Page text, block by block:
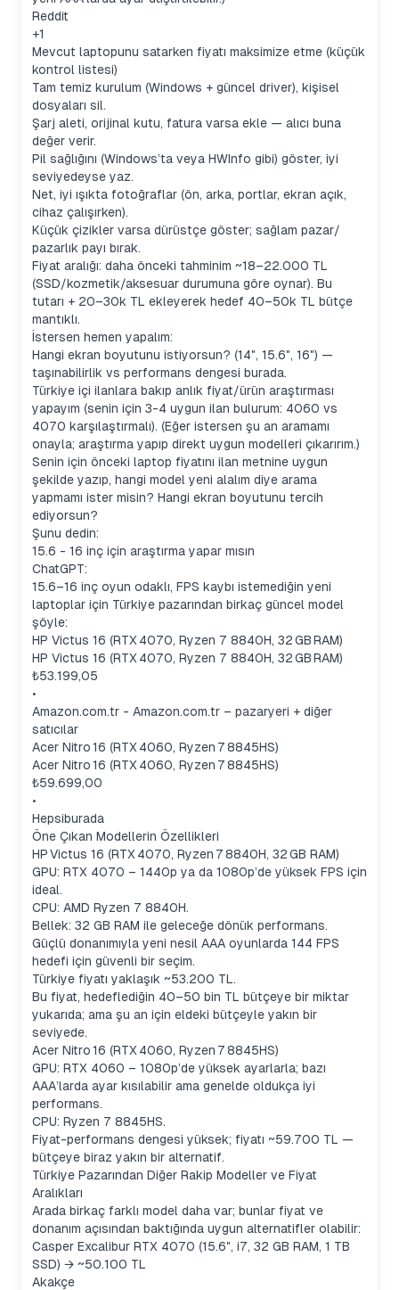
Reddit
+1
Mevcut laptopunu satarken fiyatı maksimize etme (küçük
kontrol listesi)
Tam temiz kurulum (Windows + güncel driver), kişisel
dosyaları sil.
Şarj aleti, orijinal kutu, fatura varsa ekle — alıcı buna
değer verir.
Pil sağlığını (Windows’ta veya HWInfo gibi) göster, iyi
seviyedeyse yaz.
Net, iyi ışıkta fotoğraflar (ön, arka, portlar, ekran açık,
cihaz çalışırken).
Küçük çizikler varsa dürüstçe göster; sağlam pazar/
pazarlık payı bırak.
Fiyat aralığı: daha önceki tahminim ~18–22.000 TL
(SSD/kozmetik/aksesuar durumuna göre oynar). Bu
tutarı + 20–30k TL ekleyerek hedef 40–50k TL bütçe
mantıklı.
İstersen hemen yapalım:
Hangi ekran boyutunu istiyorsun? (14", 15.6", 16") —
taşınabilirlik vs performans dengesi burada.
Türkiye içi ilanlara bakıp anlık fiyat/ürün araştırması
yapayım (senin için 3-4 uygun ilan bulurum: 4060 vs
4070 karşılaştırmalı). (Eğer istersen şu an aramamı
onayla; araştırma yapıp direkt uygun modelleri çıkarırım.)
Senin için önceki laptop fiyatını ilan metnine uygun
şekilde yazıp, hangi model yeni alalım diye arama
yapmamı ister misin? Hangi ekran boyutunu tercih
ediyorsun?
Şunu dedin:
15.6 - 16 inç için araştırma yapar mısın
ChatGPT:
15.6–16 inç oyun odaklı, FPS kaybı istemediğin yeni
laptoplar için Türkiye pazarından birkaç güncel model
şöyle:
HP Victus 16 (RTX 4070, Ryzen 7 8840H, 32 GB RAM)
HP Victus 16 (RTX 4070, Ryzen 7 8840H, 32 GB RAM)
₺53.199,05
•
Amazon.com.tr - Amazon.com.tr – pazaryeri + diğer
satıcılar
Acer Nitro 16 (RTX 4060, Ryzen 7 8845HS)
Acer Nitro 16 (RTX 4060, Ryzen 7 8845HS)
₺59.699,00
•
Hepsiburada
Öne Çıkan Modellerin Özellikleri
HP Victus 16 (RTX 4070, Ryzen 7 8840H, 32 GB RAM)
GPU: RTX 4070 – 1440p ya da 1080p’de yüksek FPS için
ideal.
CPU: AMD Ryzen 7 8840H.
Bellek: 32 GB RAM ile geleceğe dönük performans.
Güçlü donanımıyla yeni nesil AAA oyunlarda 144 FPS
hedefi için güvenli bir seçim.
Türkiye fiyatı yaklaşık ~53.200 TL.
Bu fiyat, hedeflediğin 40–50 bin TL bütçeye bir miktar
yukarıda; ama şu an için eldeki bütçeyle yakın bir
seviyede.
Acer Nitro 16 (RTX 4060, Ryzen 7 8845HS)
GPU: RTX 4060 – 1080p’de yüksek ayarlarla; bazı
AAA’larda ayar kısılabilir ama genelde oldukça iyi
performans.
CPU: Ryzen 7 8845HS.
Fiyat-performans dengesi yüksek; fiyatı ~59.700 TL —
bütçeye biraz yakın bir alternatif.
Türkiye Pazarından Diğer Rakip Modeller ve Fiyat
Aralıkları
Arada birkaç farklı model daha var; bunlar fiyat ve
donanım açısından baktığında uygun alternatifler olabilir:
Casper Excalibur RTX 4070 (15.6", i7, 32 GB RAM, 1 TB
SSD) → ~50.100 TL
Akakçe